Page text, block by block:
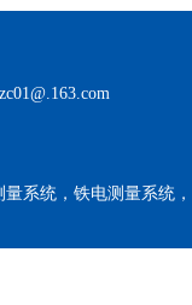
系统，铁电测量系统